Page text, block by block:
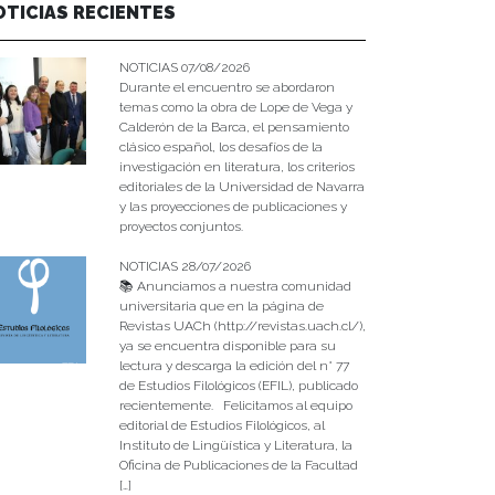
RECIENTES
NOTICIAS 07/08/2026
Durante el encuentro se abordaron
temas como la obra de Lope de Vega y
Calderón de la Barca, el pensamiento
clásico español, los desafíos de la
investigación en literatura, los criterios
editoriales de la Universidad de Navarra
y las proyecciones de publicaciones y
proyectos conjuntos.
NOTICIAS 28/07/2026
📚 Anunciamos a nuestra comunidad
universitaria que en la página de
Revistas UACh (http://revistas.uach.cl/),
ya se encuentra disponible para su
lectura y descarga la edición del n° 77
de Estudios Filológicos (EFIL), publicado
recientemente. Felicitamos al equipo
editorial de Estudios Filológicos, al
Instituto de Lingüística y Literatura, la
Oficina de Publicaciones de la Facultad
[…]